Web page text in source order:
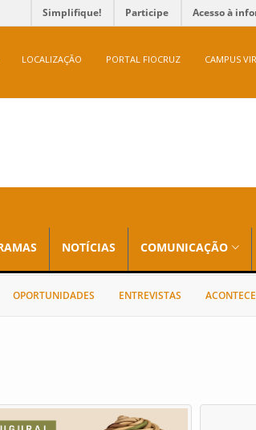
Simplifique! Participe Acesso à
LOCALIZAÇÃO PORTAL FIOCRUZ CAMPUS
NOTÍCIAS COMUNICAÇÃO
OPORTUNIDADES ENTREVISTAS